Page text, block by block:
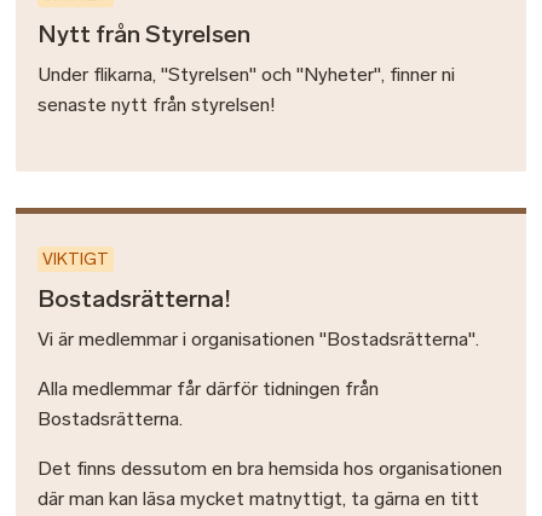
Nytt från Styrelsen
Under flikarna, "Styrelsen" och "Nyheter", finner ni
senaste nytt från styrelsen!
VIKTIGT
Bostadsrätterna!
Vi är medlemmar i organisationen "Bostadsrätterna".
Alla medlemmar får därför tidningen från
Bostadsrätterna.
Det finns dessutom en bra hemsida hos organisationen
där man kan läsa mycket matnyttigt, ta gärna en titt